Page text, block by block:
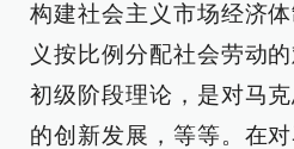
构建社会主义市场经济
义按比例分配社会劳动
初级阶段理论，是对马
的创新发展，等等。在